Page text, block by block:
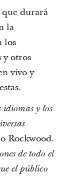
durará
la
los
y otros
vivo y
idiomas y los
Rockwood.
de todo el
el público